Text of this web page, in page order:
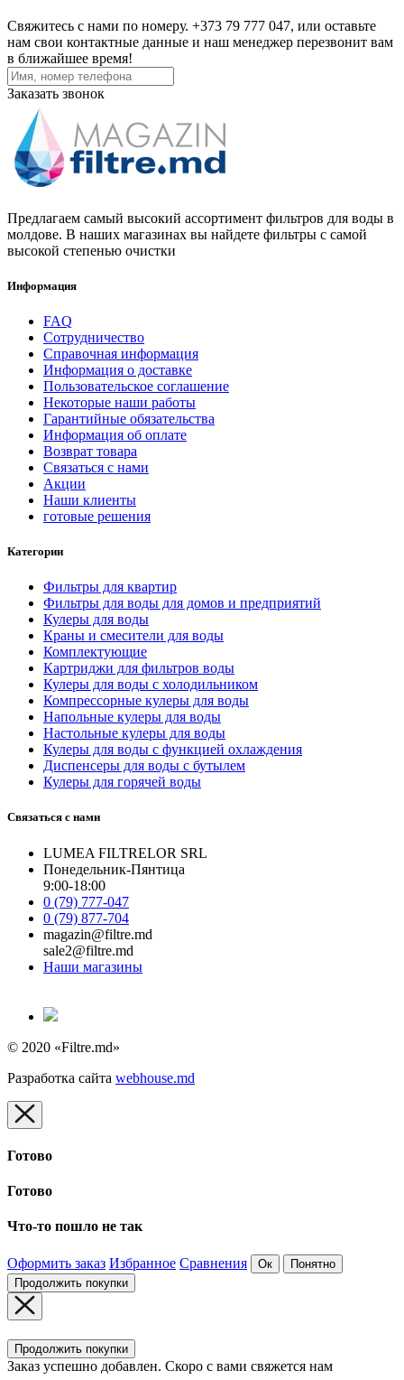
Свяжитесь с нами по номеру. +373 79 777 047, или оставьте
нам свои контактные данные и наш менеджер перезвонит вам
в ближайшее время!
Заказать звонок
Предлагаем самый высокий ассортимент фильтров для воды в
молдове. В наших магазинах вы найдете фильтры с самой
высокой степенью очистки
Информация
FAQ
Сотрудничество
Справочная информация
Информация о доставке
Пользовательское соглашение
Некоторые наши работы
Гарантийные обязательства
Информация об оплате
Возврат товара
Связаться с нами
Акции
Наши клиенты
готовые решения
Категории
Фильтры для квартир
Фильтры для воды для домов и предприятий
Кулеры для воды
Краны и смесители для воды
Комплектующие
Картриджи для фильтров воды
Кулеры для воды с холодильником
Компрессорные кулеры для воды
Напольные кулеры для воды
Настольные кулеры для воды
Кулеры для воды с функцией охлаждения
Диспенсеры для воды с бутылем
Кулеры для горячей воды
Связаться с нами
LUMEA FILTRELOR SRL
Понедельник-Пянтица
9:00-18:00
0 (79) 777-047
0 (79) 877-704
magazin@filtre.md
sale2@filtre.md
Наши магазины
© 2020 «Filtre.md»
Разработка сайта webhouse.md
Готово
Готово
Что-то пошло не так
Оформить заказ Избранное Сравнения Ок
Понятно
Продолжить покупки
Продолжить покупки
Заказ успешно добавлен. Скоро с вами свяжется нам